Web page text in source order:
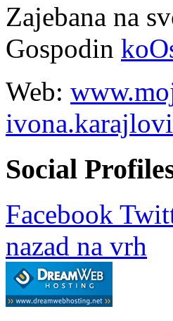
Zajebana na
Gospodin
Web:
Social
Facebook
nazad na vrh